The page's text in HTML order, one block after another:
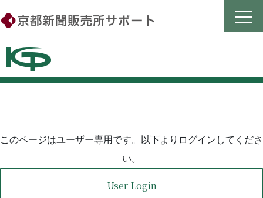
to
content
このページはユーザー専用です。以下よりログインしてくださ
い。
User Login